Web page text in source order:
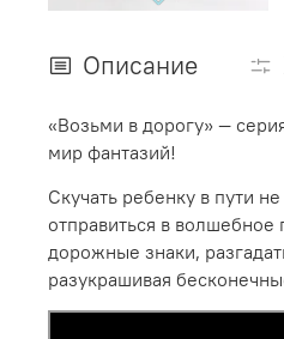
Описание
«Возьми в дорогу» —
мир фантазий!
Скучать ребенку в пути
отправиться в волшебное
дорожные знаки,
разукрашивая